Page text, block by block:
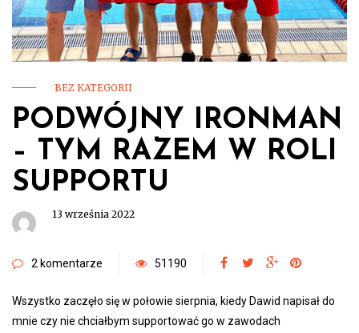
BEZ KATEGORII
PODWÓJNY IRONMAN
– TYM RAZEM W ROLI
SUPPORTU
13 września 2022
2 komentarze 51190
Wszystko zaczęło się w połowie sierpnia, kiedy Dawid napisał do
mnie czy nie chciałbym supportować go w zawodach